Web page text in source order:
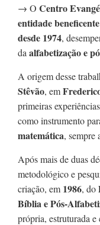
→ O Centro
entidade beneficente
desde 1974,
da alfabetização e
A origem desse
Stêvão, em
primeiras
como instrumento
matemática, sempre
Após mais de duas
metodológico e
criação, em 1986, do
Bíblia e Pós-
própria, estruturada